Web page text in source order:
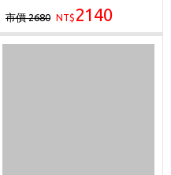
市價 2680 NT$ 2140